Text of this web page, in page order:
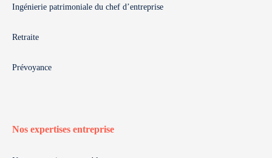
Ingénierie patrimoniale du chef d’entreprise
Retraite
Prévoyance
Nos expertises entreprise